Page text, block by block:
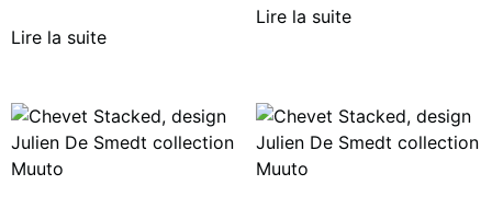
Lire la suite
Lire la suite